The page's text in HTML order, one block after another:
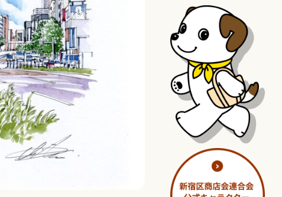
淀橋市場 ～わせだ新宿百景～